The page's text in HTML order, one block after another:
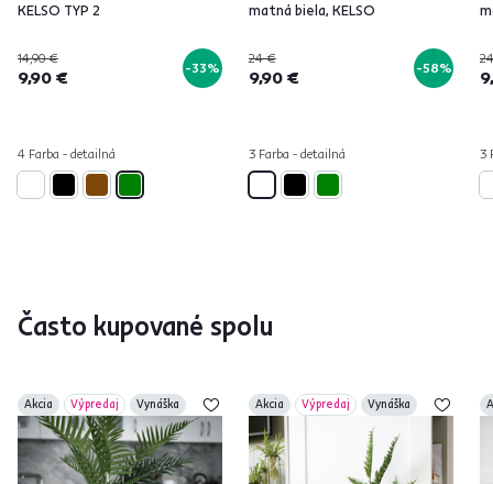
KELSO TYP 2
14,90 €
9,90 € -33%
4 Farba - detailná
matná biela, KELSO
24 €
9,90 € -58%
3 Farba - detailná 3
Často kupované spolu
Akcia Výpredaj Vynáška Akcia Výpredaj Vynáška